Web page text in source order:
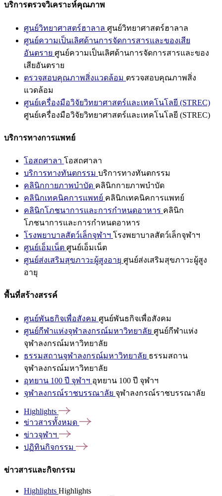
บริการตรวจวิเคราะห์คุณภาพ
ศูนย์วิทยาศาสตร์ฮาลาล ศูนย์วิทยาศาสตร์ฮาลาล
ศูนย์ความเป็นเลิศด้านการจัดการสารและของเสีย
อันตราย ศูนย์ความเป็นเลิศด้านการจัดการสารและของ
เสียอันตราย
ตรวจสอบคุณภาพสิ่งแวดล้อม ตรวจสอบคุณภาพสิ่ง
แวดล้อม
ศูนย์เครื่องมือวิจัยวิทยาศาสตร์และเทคโนโลยี (STREC)
ศูนย์เครื่องมือวิจัยวิทยาศาสตร์และเทคโนโลยี (STREC)
บริการทางการแพทย์
โอสถศาลา โอสถศาลา
บริการทางทันตกรรม บริการทางทันตกรรม
คลินิกกายภาพบำบัด คลินิกกายภาพบำบัด
คลินิกเทคนิคการแพทย์ คลินิกเทคนิคการแพทย์
คลินิกโภชนาการและการกำหนดอาหาร คลินิก
โภชนาการและการกำหนดอาหาร
โรงพยาบาลสัตว์เล็กจุฬาฯ โรงพยาบาลสัตว์เล็กจุฬาฯ
ศูนย์เอ็มเน็ต ศูนย์เอ็มเน็ต
ศูนย์ส่งเสริมสุขภาวะผู้สูงอายุ ศูนย์ส่งเสริมสุขภาวะผู้สูง
อายุ
พื้นที่สร้างสรรค์
ศูนย์พันธกิจเพื่อสังคม ศูนย์พันธกิจเพื่อสังคม
ศูนย์กีฬาแห่งจุฬาลงกรณ์มหาวิทยาลัย ศูนย์กีฬาแห่ง
จุฬาลงกรณ์มหาวิทยาลัย
ธรรมสถานจุฬาลงกรณ์มหาวิทยาลัย ธรรมสถาน
จุฬาลงกรณ์มหาวิทยาลัย
อุทยาน 100 ปี จุฬาฯ อุทยาน 100 ปี จุฬาฯ
จุฬาลงกรณ์ราชบรรณาลัย จุฬาลงกรณ์ราชบรรณาลัย
Highlights
ข่าวสารทั้งหมด
ข่าวจุฬาฯ
ปฏิทินกิจกรรม
ข่าวสารและกิจกรรม
Highlights Highlights